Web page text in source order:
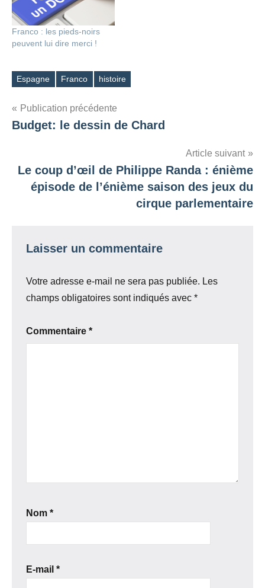
Franco : les pieds-noirs
peuvent lui dire merci !
Étiquettes
Espagne Franco histoire
Navigation
de
Publication précédente
Budget: le dessin de Chard
Article suivant
Le coup d’œil de Philippe Randa : énième
épisode de l’énième saison des jeux du
cirque parlementaire
Laisser un commentaire
Votre adresse e-mail ne sera pas publiée. Les
champs obligatoires sont indiqués avec *
Commentaire *
Nom *
E-mail *